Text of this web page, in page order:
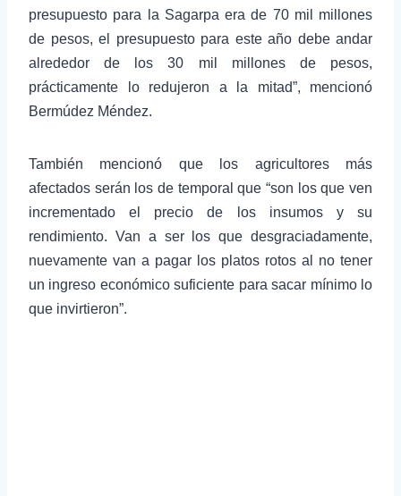
presupuesto para la Sagarpa era de 70 mil millones
de pesos, el presupuesto para este año debe andar
alrededor de los 30 mil millones de pesos,
prácticamente lo redujeron a la mitad”, mencionó
Bermúdez Méndez.
También mencionó que los agricultores más
afectados serán los de temporal que “son los que ven
incrementado el precio de los insumos y su
rendimiento. Van a ser los que desgraciadamente,
nuevamente van a pagar los platos rotos al no tener
un ingreso económico suficiente para sacar mínimo lo
que invirtieron”.